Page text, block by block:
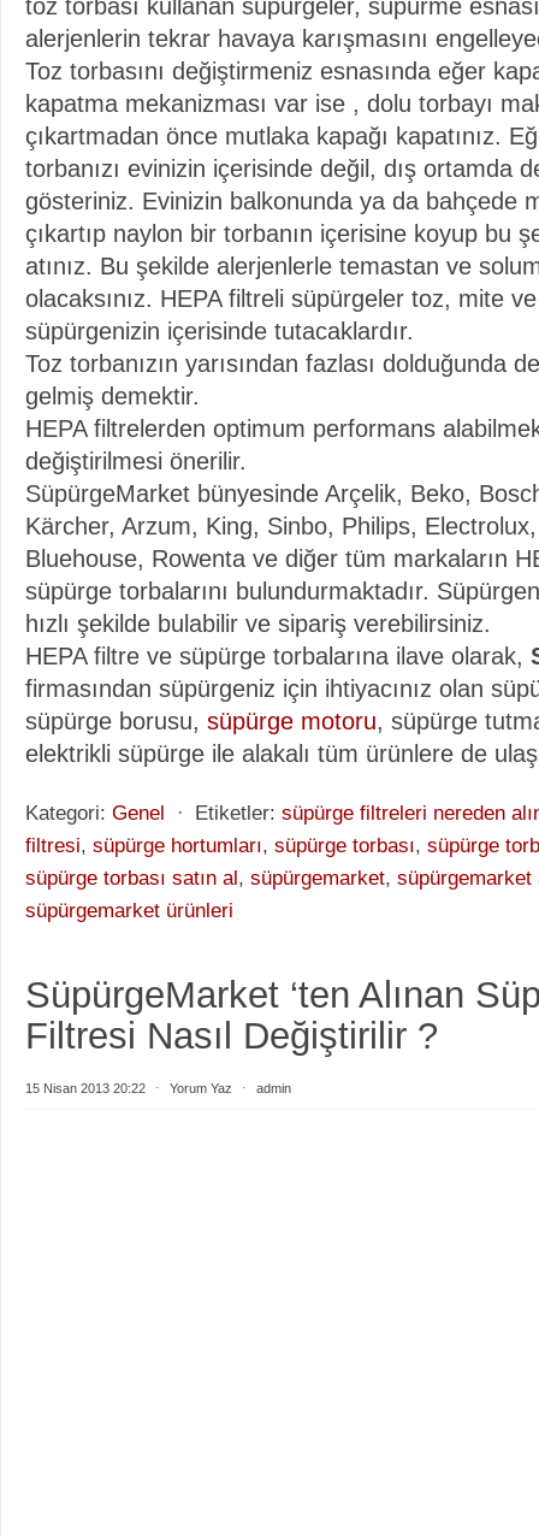
toz torbası kullanan süpürgeler, süpürme
alerjenlerin tekrar havaya karışmasını
Toz torbasını değiştirmeniz esnasında eğer
kapatma mekanizması var ise , dolu torbayı
çıkartmadan önce mutlaka kapağı kapatınız.
torbanızı evinizin içerisinde değil, dış ortamda
gösteriniz. Evinizin balkonunda ya da bahçede
çıkartıp naylon bir torbanın içerisine koyup bu
atınız. Bu şekilde alerjenlerle temastan ve
olacaksınız. HEPA filtreli süpürgeler toz, mite
süpürgenizin içerisinde tutacaklardır.
Toz torbanızın yarısından fazlası dolduğunda
gelmiş demektir.
HEPA filtrelerden optimum performans
değiştirilmesi önerilir.
SüpürgeMarket bünyesinde Arçelik, Beko,
Kärcher, Arzum, King, Sinbo, Philips,
Bluehouse, Rowenta ve diğer tüm markaların
süpürge torbalarını bulundurmaktadır.
hızlı şekilde bulabilir ve sipariş verebilirsiniz.
HEPA filtre ve süpürge torbalarına ilave olarak,
firmasından süpürgeniz için ihtiyacınız olan
süpürge borusu, süpürge motoru, süpürge
elektrikli süpürge ile alakalı tüm ürünlere de
Kategori: Genel ⋅ Etiketler: süpürge filtreleri nereden
filtresi, süpürge hortumları, süpürge torbası, süpürge
süpürge torbası satın al, süpürgemarket, süpürgemarket
süpürgemarket ürünleri
SüpürgeMarket ‘ten Alınan
Filtresi Nasıl Değiştirilir ?
15 Nisan 2013 20:22 ⋅ Yorum Yaz ⋅ admin